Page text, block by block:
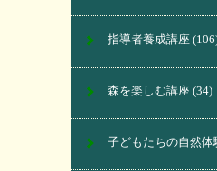
指導者養成講座
森を楽しむ講座 (34)
子どもたちの自然体